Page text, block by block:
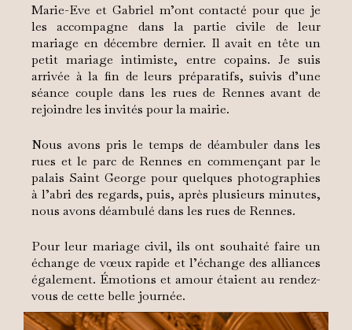
Marie-Eve et Gabriel m’ont contacté pour que je
les accompagne dans la partie civile de leur
mariage en décembre dernier. Il avait en tête un
petit mariage intimiste, entre copains. Je suis
arrivée à la fin de leurs préparatifs, suivis d’une
séance couple dans les rues de Rennes avant de
rejoindre les invités pour la mairie.
Nous avons pris le temps de déambuler dans les
rues et le parc de Rennes en commençant par le
palais Saint George pour quelques photographies
à l’abri des regards, puis, après plusieurs minutes,
nous avons déambulé dans les rues de Rennes.
Pour leur mariage civil, ils ont souhaité faire un
échange de vœux rapide et l’échange des alliances
également. Émotions et amour étaient au rendez-
vous de cette belle journée.